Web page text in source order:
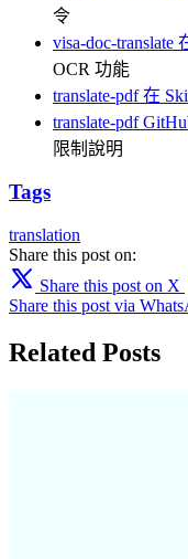
令
visa-doc-translate
OCR 功能
translate-pdf 在
translate-pdf
限制說明
Tags
translation
Share this post on:
Share this post on X
Share this post via
Related Posts